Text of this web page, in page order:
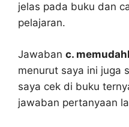
jelas pada buku dan
pelajaran.
Jawaban c.
menurut saya ini juga
saya cek di buku
jawaban pertanyaan